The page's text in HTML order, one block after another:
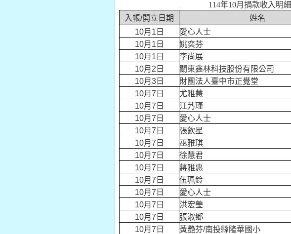
114年10月捐款收入明細
入帳/開立日期
姓名
10月1日
愛心人士
10月1日
姚奕芬
10月1日
李尚展
10月2日
關東鑫林科技股份有限公司
10月3日
財團法人臺中市正覺堂
10月7日
尤雅慧
10月7日
江艿瑾
10月7日
愛心人士
10月7日
張欽星
10月7日
巫雅琪
10月7日
徐慧君
10月7日
蔣雅惠
10月7日
伍珮鈴
10月7日
愛心人士
10月7日
洪宏瑩
10月7日
張淑鄉
10月7日
黃艷芬/南投縣隆華國小